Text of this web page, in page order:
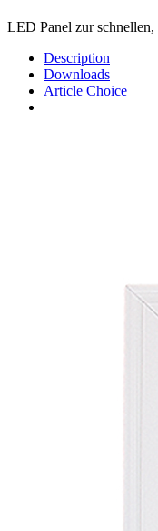
LED Panel zur
Description
Downloads
Article Choice